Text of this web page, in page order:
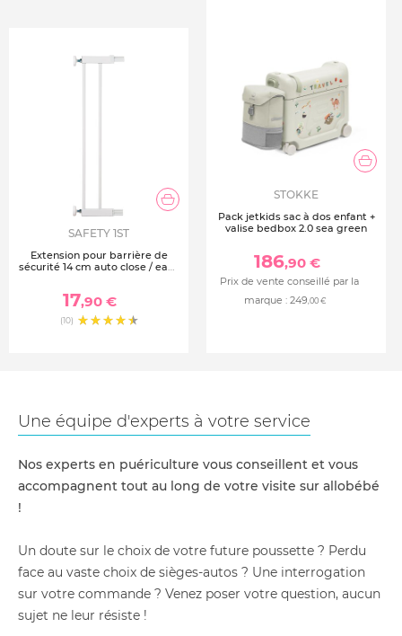
SAFETY 1ST
Extension pour barrière de
sécurité 14 cm auto close / easy
17,90 €
(10)
STOKKE
Pack jetkids sac à dos enfant +
valise bedbox 2.0 sea green
186,90 €
Prix de vente conseillé par la
marque : 249,00 €
Une équipe d'experts à votre service
Nos experts en puériculture vous conseillent et vous
accompagnent tout au long de votre visite sur allobébé
!
Un doute sur le choix de votre future poussette ? Perdu
face au vaste choix de sièges-autos ? Une interrogation
sur votre commande ? Venez poser votre question, aucun
sujet ne leur résiste !